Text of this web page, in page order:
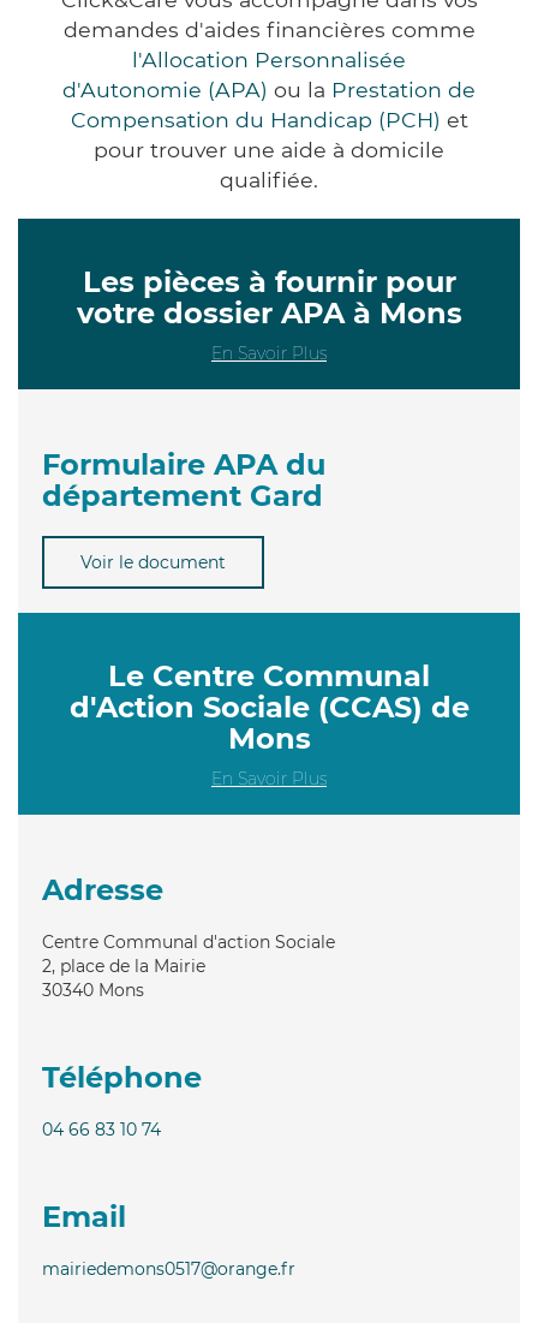
demandes d'aides financières comme
l'Allocation Personnalisée
d'Autonomie (APA) ou la Prestation de
Compensation du Handicap (PCH) et
pour trouver une aide à domicile
qualifiée.
Les pièces à fournir pour
votre dossier APA à Mons
En Savoir Plus
Formulaire APA du
département Gard
Voir le document
Le Centre Communal
d'Action Sociale (CCAS) de
Mons
En Savoir Plus
Adresse
Centre Communal d'action Sociale
2, place de la Mairie
30340 Mons
Téléphone
04 66 83 10 74
Email
mairiedemons0517@orange.fr